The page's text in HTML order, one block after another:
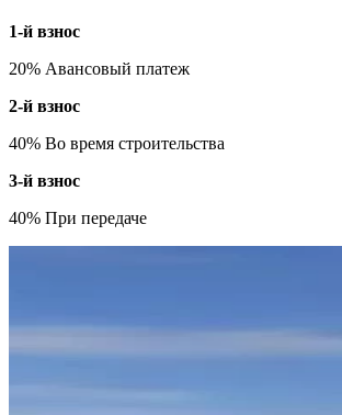
1-й взнос
20% Авансовый платеж
2-й взнос
40% Во время строительства
3-й взнос
40% При передаче